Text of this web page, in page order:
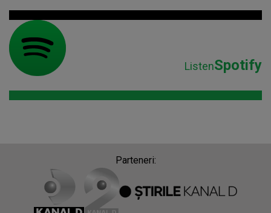
ListenSpotify
Parteneri: